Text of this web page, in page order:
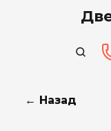
← Назад